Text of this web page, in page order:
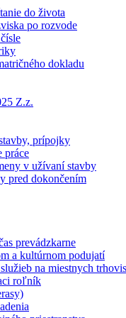
do života
po rozvode
dokladu
Z.z.
prípojky
práce
v užívaní stavby
pred dokončením
prevádzkarne
a kultúrnom podujatí
na miestnych
roľník